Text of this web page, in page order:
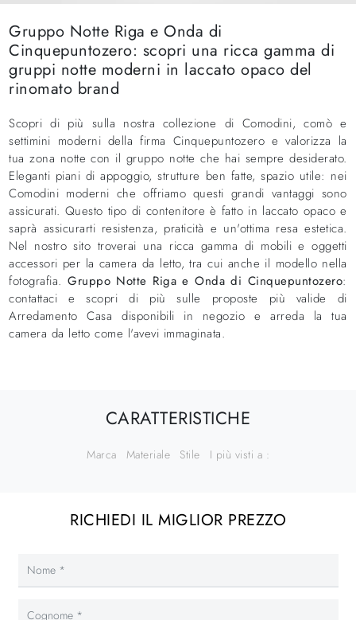
Gruppo Notte Riga e Onda di
Cinquepuntozero: scopri una ricca gamma di
gruppi notte moderni in laccato opaco del
rinomato brand
Scopri di più sulla nostra collezione di Comodini, comò e
settimini moderni della firma Cinquepuntozero e valorizza la
tua zona notte con il gruppo notte che hai sempre desiderato.
Eleganti piani di appoggio, strutture ben fatte, spazio utile: nei
Comodini moderni che offriamo questi grandi vantaggi sono
assicurati. Questo tipo di contenitore è fatto in laccato opaco e
saprà assicurarti resistenza, praticità e un'ottima resa estetica.
Nel nostro sito troverai una ricca gamma di mobili e oggetti
accessori per la camera da letto, tra cui anche il modello nella
fotografia.Gruppo Notte Riga e Onda di Cinquepuntozero:
contattaci e scopri di più sulle proposte più valide di
Arredamento Casa disponibili in negozio e arreda la tua
camera da letto come l'avevi immaginata.
CARATTERISTICHE
Marca Materiale Stile I più visti a :
RICHIEDI IL MIGLIOR PREZZO